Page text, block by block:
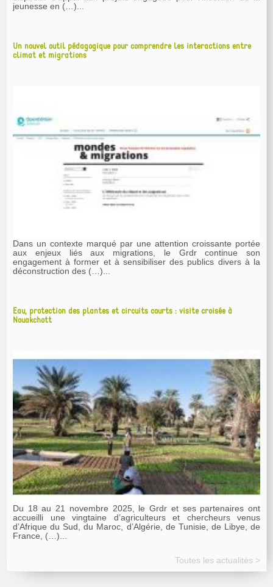
climat et migrations
aux enjeux liés aux migrations, le Grdr continue son
engagement à former et à sensibiliser des publics divers à la
déconstruction des (…)...
Nouakchott
Du 18 au 21 novembre 2025, le Grdr et ses partenaires ont
accueilli une vingtaine d’agriculteurs et chercheurs venus
d’Afrique du Sud, du Maroc, d’Algérie, de Tunisie, de Libye, de
France, (…)...